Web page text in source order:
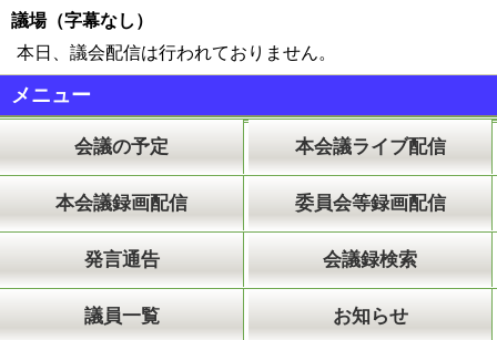
議場（字幕なし）
本日、議会配信は行われておりません。
メニュー
会議の予定 本会議ライブ配信
本会議録画配信 委員会等録画配信
発言通告 会議録検索
議員一覧 お知らせ